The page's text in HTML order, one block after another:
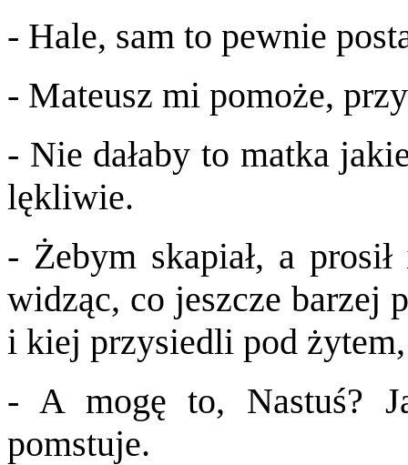
- Hale, sam to pewnie
- Mateusz mi pomoże,
- Nie dałaby to matka
lękliwie.
- Żebym skapiał, a
widząc, co jeszcze barzej
i kiej przysiedli pod
- A mogę to, Nastuś?
pomstuje.